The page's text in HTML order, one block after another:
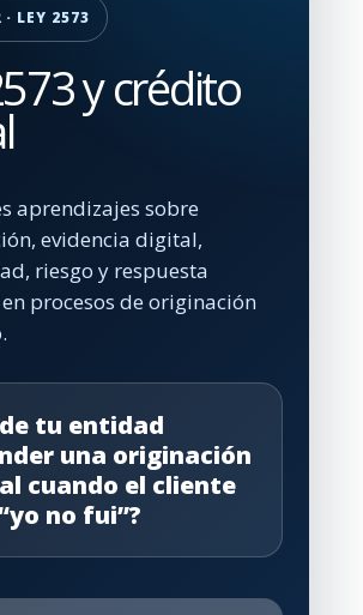
LEY 2573
y crédito
aprendizajes sobre
evidencia digital,
riesgo y respuesta
procesos de originación
tu entidad
una originación
cuando el cliente
no fui”?